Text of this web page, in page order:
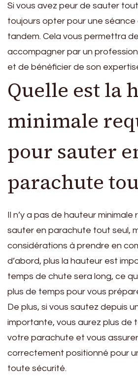
Si vous avez peur de sauter
toujours opter pour une séance
tandem. Cela vous permettra
accompagner par un
et de bénéficier de son
Quelle est la
minimale
pour sauter
parachute
Il n’y a pas de hauteur minimale
sauter en parachute tout seul,
considérations à prendre en
d’abord, plus la hauteur est
temps de chute sera long, ce
plus de temps pour vous
De plus, si vous sautez depuis
importante, vous aurez plus de
votre parachute et vous
correctement positionné pour
toute sécurité.